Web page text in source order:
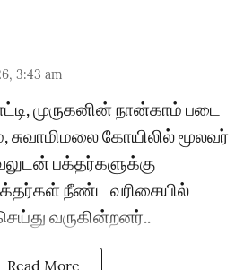
3:43 am
முருகனின் நான்காம் படை
கோயிலில் மூலவர்
பக்தர்களுக்கு
நீண்ட வரிசையில்
வருகின்றனர்..
Read More